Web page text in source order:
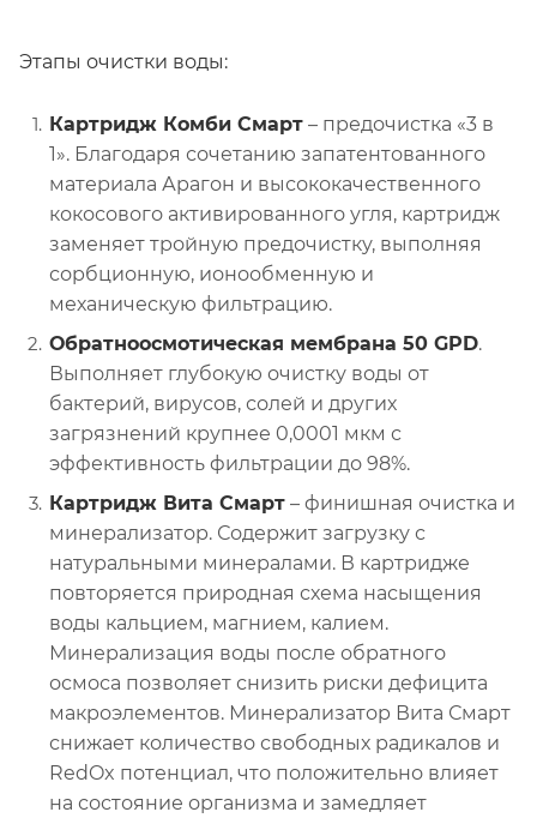
Этапы очистки воды:
Картридж Комби Смарт – предочистка «3 в
1». Благодаря сочетанию запатентованного
материала Арагон и высококачественного
кокосового активированного угля, картридж
заменяет тройную предочистку, выполняя
сорбционную, ионообменную и
механическую фильтрацию.
Обратноосмотическая мембрана 50 GPD.
Выполняет глубокую очистку воды от
бактерий, вирусов, солей и других
загрязнений крупнее 0,0001 мкм с
эффективность фильтрации до 98%.
Картридж Вита Смарт – финишная очистка и
минерализатор. Содержит загрузку с
натуральными минералами. В картридже
повторяется природная схема насыщения
воды кальцием, магнием, калием.
Минерализация воды после обратного
осмоса позволяет снизить риски дефицита
макроэлементов. Минерализатор Вита Смарт
снижает количество свободных радикалов и
RedOx потенциал, что положительно влияет
на состояние организма и замедляет